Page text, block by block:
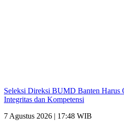
Seleksi Direksi BUMD Banten Harus
Integritas dan Kompetensi
7 Agustus 2026 | 17:48 WIB